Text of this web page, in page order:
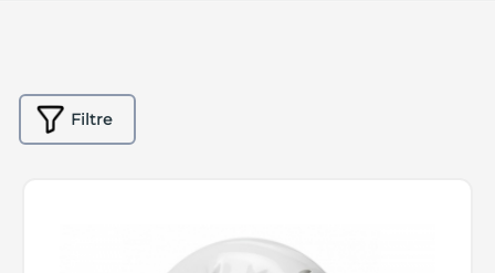
Filtre